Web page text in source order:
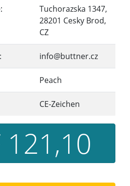
Tuchorazska 1347,
28201 Cesky Brod,
CZ
info@buttner.cz
Peach
CE-Zeichen
121,10